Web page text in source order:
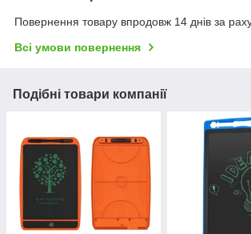
Повернення товару впродовж 14 днів за
Всі умови повернення
Подібні товари компанії